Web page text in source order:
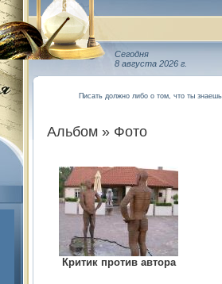
Сегодня
8 августа 2026 г.
Писать должно либо о том, что ты
Альбом » Фото
Критик против автора